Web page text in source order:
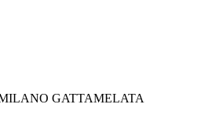
GATTAMELATA